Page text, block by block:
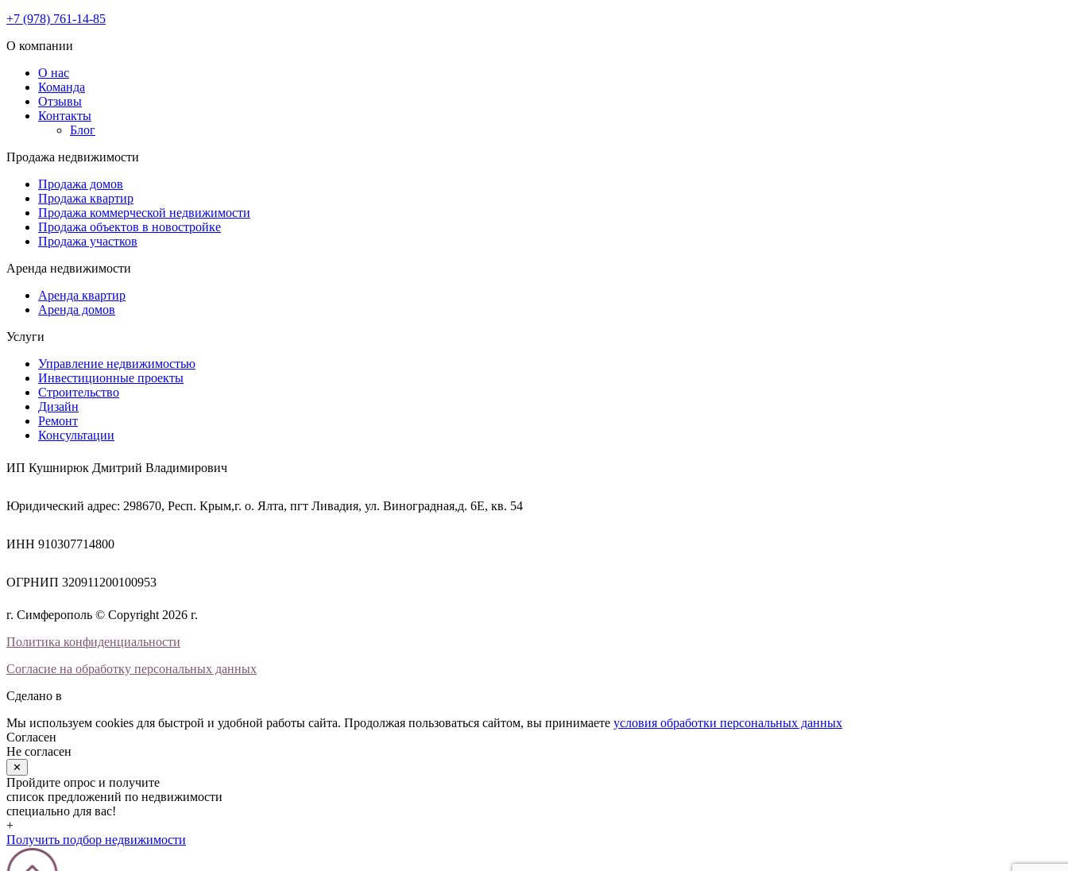
+7 (978) 761-14-85
О компании
О нас
Команда
Отзывы
Контакты
Блог
Продажа недвижимости
Продажа домов
Продажа квартир
Продажа коммерческой недвижимости
Продажа объектов в новостройке
Продажа участков
Аренда недвижимости
Аренда квартир
Аренда домов
Услуги
Управление недвижимостью
Инвестиционные проекты
Строительство
Дизайн
Ремонт
Консультации
ИП Кушнирюк Дмитрий Владимирович
Юридический адрес: 298670, Респ. Крым,г. о. Ялта, пгт Ливадия, ул. Виноградная,д. 6Е, кв. 54
ИНН 910307714800
ОГРНИП 320911200100953
г. Симферополь © Copyright 2026 г.
Политика конфиденциальности
Согласие на обработку персональных данных
Сделано в
Мы используем cookies для быстрой и удобной работы сайта. Продолжая пользоваться сайтом, вы принимаете условия обработки персональных данных
Согласен
Не согласен
✕
Пройдите опрос и получите
список предложений по недвижимости
специально для вас!
+
Получить подбор недвижимости